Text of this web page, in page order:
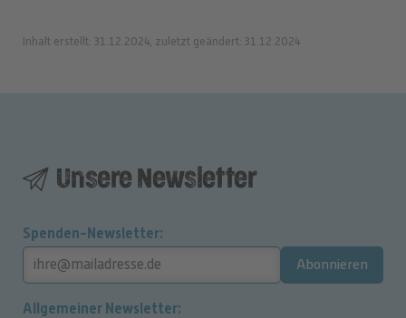
Inhalt erstellt: 31.12.2024, zuletzt geändert: 31.12.2024
Unsere Newsletter
Spenden-Newsletter
Abonnieren
Allgemeiner Newsletter